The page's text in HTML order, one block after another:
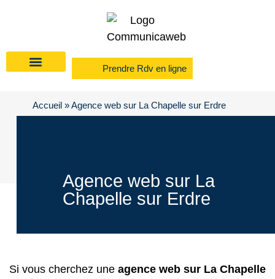
Prendre Rdv en ligne
Accueil»Agence web sur La Chapelle sur Erdre
Agence web sur La
Chapelle sur Erdre
Si vous cherchez une agence web sur La Chapelle